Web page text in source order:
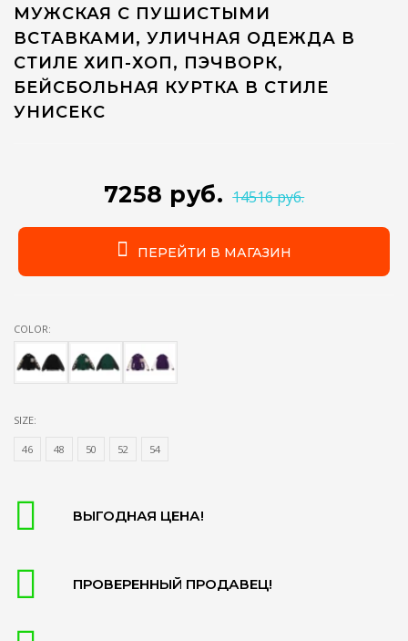
МУЖСКАЯ С ПУШИСТЫМИ
ВСТАВКАМИ, УЛИЧНАЯ ОДЕЖДА В
СТИЛЕ ХИП-ХОП, ПЭЧВОРК,
БЕЙСБОЛЬНАЯ КУРТКА В СТИЛЕ
УНИСЕКС
7258 руб. 14516 руб.
ПЕРЕЙТИ В МАГАЗИН
COLOR:
SIZE:
46 48 50 52 54
ВЫГОДНАЯ ЦЕНА!
ПРОВЕРЕННЫЙ ПРОДАВЕЦ!